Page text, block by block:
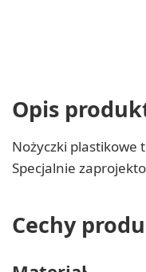
Opis
Nożyczki plastikowe
Specjalnie
Cechy